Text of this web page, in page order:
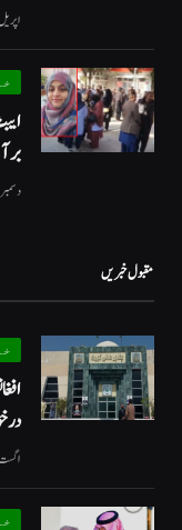
اپریل 16,
دسمبر 8, 2025
مقبول خبریں
اگست 6,